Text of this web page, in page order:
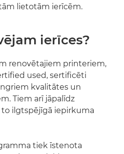
lietotām ierīcēm.
ierīces?
renovētajiem printeriem,
used, sertificēti
kvalitātes un
Tiem arī jāpalīdz
ilgtspējīgā iepirkuma
tiek īstenota